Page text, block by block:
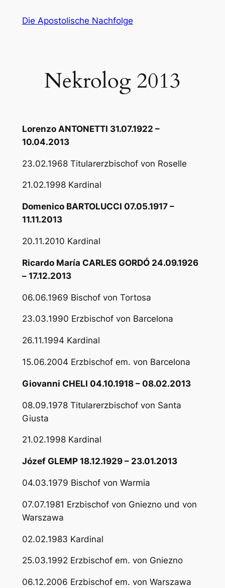
InhaltDie Apostolische Nachfolge
Nekrolog 2013
Lorenzo ANTONETTI 31.07.1922 –
10.04.2013
23.02.1968 Titularerzbischof von Roselle
21.02.1998 Kardinal
Domenico BARTOLUCCI 07.05.1917 –
11.11.2013
20.11.2010 Kardinal
Ricardo María CARLES GORDÓ 24.09.1926
– 17.12.2013
06.06.1969 Bischof von Tortosa
23.03.1990 Erzbischof von Barcelona
26.11.1994 Kardinal
15.06.2004 Erzbischof em. von Barcelona
Giovanni CHELI 04.10.1918 – 08.02.2013
08.09.1978 Titularerzbischof von Santa
Giusta
21.02.1998 Kardinal
Józef GLEMP 18.12.1929 – 23.01.2013
04.03.1979 Bischof von Warmia
07.07.1981 Erzbischof von Gniezno und von
Warszawa
02.02.1983 Kardinal
25.03.1992 Erzbischof em. von Gniezno
06.12.2006 Erzbischof em. von Warszawa